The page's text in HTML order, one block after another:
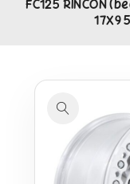
FC125 RINCON
17X9